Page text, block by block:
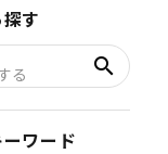
す
search
ワード